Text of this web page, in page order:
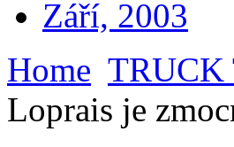
Září, 2003
Home
Loprais je